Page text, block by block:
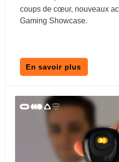
coups de cœur, nouveaux
Gaming Showcase.
En savoir plus